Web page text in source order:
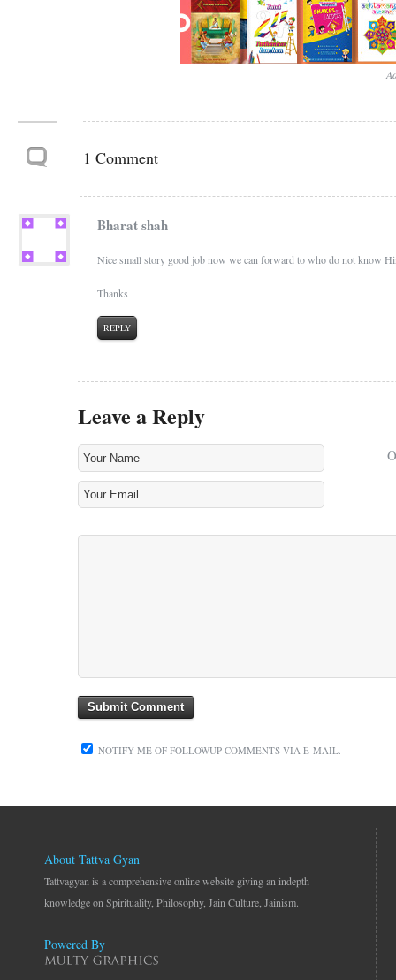
1 Comment
Bharat shah
Nice small story good job now we can forward to who do not know
Thanks
REPLY
Leave a Reply
NOTIFY ME OF FOLLOWUP COMMENTS VIA E-MAIL.
About Tattva Gyan
Tattvagyan is a comprehensive online website giving an indepth
knowledge on Spirituality, Philosophy, Jain Culture, Jainism.
Powered By